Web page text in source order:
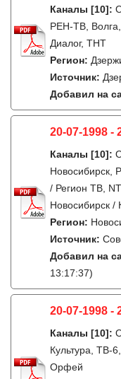
Каналы [10]:
РЕН-ТВ,
Диалог, ТНТ
Регион:
Источник:
Добавил на
20-07-1998 -
Каналы [10]:
Новосибирск,
/ Регион ТВ,
Новосибирск /
Регион:
Источник:
Добавил на
13:17:37)
20-07-1998 -
Каналы [10]:
Культура, ТВ-
Орфей